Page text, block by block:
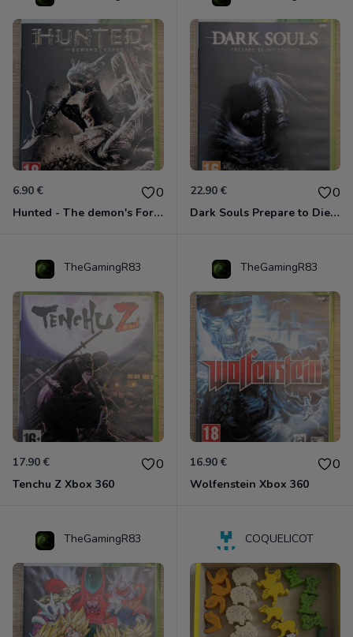
6.90 € 0
Hunted - The demon's Forge Xbox 360 (Complet CIB)
22.90 € 0
Dark Souls Prepare to Die Edition XBOX 360
TheGamingR83
17.90 € 0
Tenchu Z Xbox 360
TheGamingR83
16.90 € 0
Wolfenstein Xbox 360
TheGamingR83 COQUELICOT